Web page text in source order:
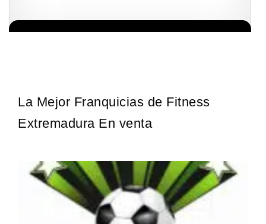
La Mejor Franquicias de Fitness
Extremadura En venta